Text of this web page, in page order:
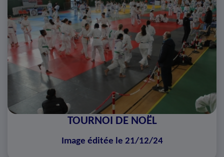
TOURNOI DE NOËL
Image éditée le 21/12/24